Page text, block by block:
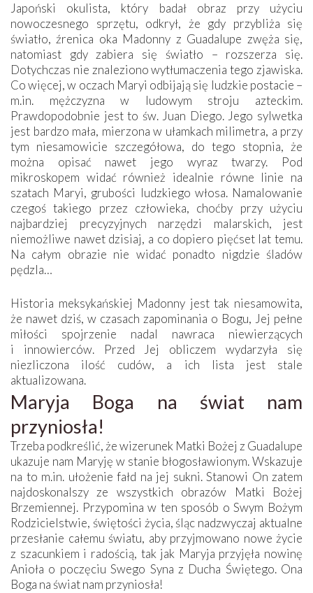
Japoński okulista, który badał obraz przy użyciu
nowoczesnego sprzętu, odkrył, że gdy przybliża się
światło, źrenica oka Madonny z Guadalupe zwęża się,
natomiast gdy zabiera się światło – rozszerza się.
Dotychczas nie znaleziono wytłumaczenia tego zjawiska.
Co więcej, w oczach Maryi odbijają się ludzkie postacie –
m.in. mężczyzna w ludowym stroju azteckim.
Prawdopodobnie jest to św. Juan Diego. Jego sylwetka
jest bardzo mała, mierzona w ułamkach milimetra, a przy
tym niesamowicie szczegółowa, do tego stopnia, że
można opisać nawet jego wyraz twarzy. Pod
mikroskopem widać również idealnie równe linie na
szatach Maryi, grubości ludzkiego włosa. Namalowanie
czegoś takiego przez człowieka, choćby przy użyciu
najbardziej precyzyjnych narzędzi malarskich, jest
niemożliwe nawet dzisiaj, a co dopiero pięćset lat temu.
Na całym obrazie nie widać ponadto nigdzie śladów
pędzla…
Historia meksykańskiej Madonny jest tak niesamowita,
że nawet dziś, w czasach zapominania o Bogu, Jej pełne
miłości spojrzenie nadal nawraca niewierzących
i innowierców. Przed Jej obliczem wydarzyła się
niezliczona ilość cudów, a ich lista jest stale
aktualizowana.
Maryja Boga na świat nam
przyniosła!
Trzeba podkreślić, że wizerunek Matki Bożej z Guadalupe
ukazuje nam Maryję w stanie błogosławionym. Wskazuje
na to m.in. ułożenie fałd na jej sukni. Stanowi On zatem
najdoskonalszy ze wszystkich obrazów Matki Bożej
Brzemiennej. Przypomina w ten sposób o Swym Bożym
Rodzicielstwie, świętości życia, śląc nadzwyczaj aktualne
przesłanie całemu światu, aby przyjmowano nowe życie
z szacunkiem i radością, tak jak Maryja przyjęła nowinę
Anioła o poczęciu Swego Syna z Ducha Świętego. Ona
Boga na świat nam przyniosła!